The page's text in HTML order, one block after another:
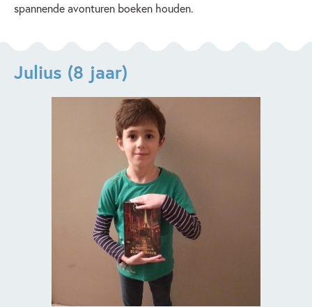
spannende avonturen boeken houden.
Julius (8 jaar)